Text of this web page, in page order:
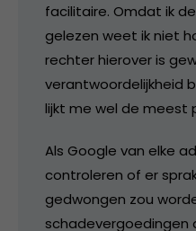
facilitaire. Omdat ik
gelezen weet ik niet
rechter hierover is
verantwoordelijkheid
lijkt me wel de meest
Als Google van elke
controleren of er
gedwongen zou
schadevergoedingen